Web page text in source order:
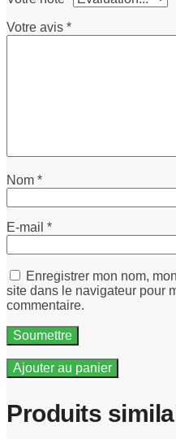
Votre avis *
Nom *
E-mail *
Enregistrer mon nom,
site dans le navigateur pour
commentaire.
Ajouter au panier
Produits